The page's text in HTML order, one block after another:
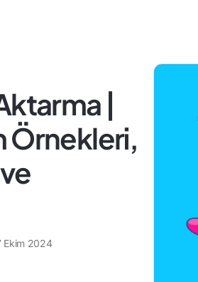
|
Örnekleri,
Ekim 2024